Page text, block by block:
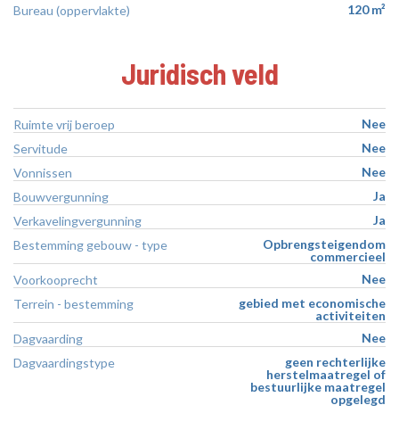
Bureau (oppervlakte)
120 m²
Juridisch veld
Ruimte vrij beroep
Nee
Servitude
Nee
Vonnissen
Nee
Bouwvergunning
Ja
Verkavelingvergunning
Ja
Bestemming gebouw - type
Opbrengsteigendom
commercieel
Voorkooprecht
Nee
Terrein - bestemming
gebied met economische
activiteiten
Dagvaarding
Nee
Dagvaardingstype
geen rechterlijke
herstelmaatregel of
bestuurlijke maatregel
opgelegd